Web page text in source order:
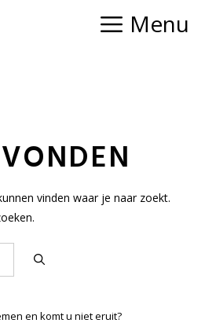
Menu
vinden waar je naar zoekt.
en komt u niet eruit?